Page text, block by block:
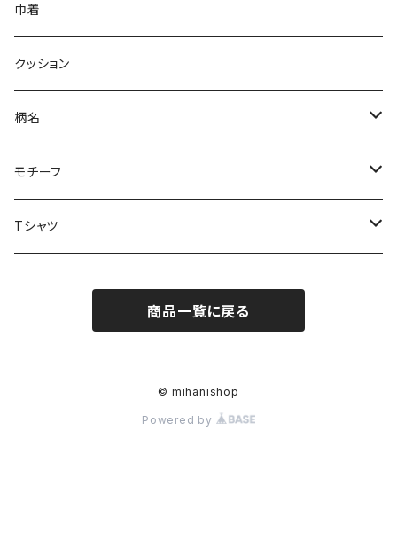
シングルガーゼストール
型染ステッカー
型染和紙はがき
一筆箋
ポストカード
巾着
クッション
柄名
夏野菜
くだもの
モチーフ
昆虫
Tシャツ
顔料手捺印Tシャツ（B品）
HOW HOUSE製顔料手捺染Tシャツ
商品一覧に戻る
© mihanishop
Powered by